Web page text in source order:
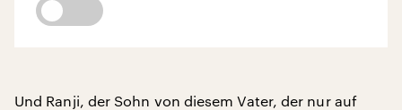
Und Ranji, der Sohn von diesem Vater, der nur auf